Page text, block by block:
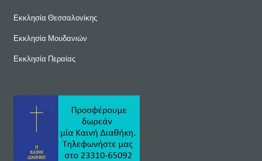
Εκκλησία Θεσσαλονίκης
Εκκλησία Μουδανιών
Εκκλησία Περαίας